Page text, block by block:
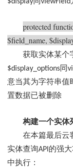
protected
$field_name,
获取实体某个
$display_options同
意当其为字符串值
置数据已被删除
构建一个实体
在本篇最后云
实体查询API 的强
中执行：